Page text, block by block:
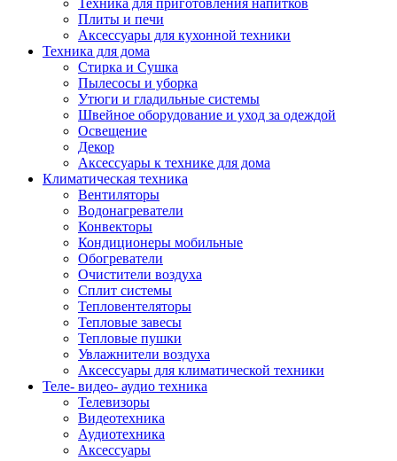
Техника для приготовления напитков
Плиты и печи
Аксессуары для кухонной техники
Техника для дома
Стирка и Сушка
Пылесосы и уборка
Утюги и гладильные системы
Швейное оборудование и уход за одеждой
Освещение
Декор
Аксессуары к технике для дома
Климатическая техника
Вентиляторы
Водонагреватели
Конвекторы
Кондиционеры мобильные
Обогреватели
Очистители воздуха
Сплит системы
Тепловентеляторы
Тепловые завесы
Тепловые пушки
Увлажнители воздуха
Аксессуары для климатической техники
Теле- видео- аудио техника
Телевизоры
Видеотехника
Аудиотехника
Аксессуары